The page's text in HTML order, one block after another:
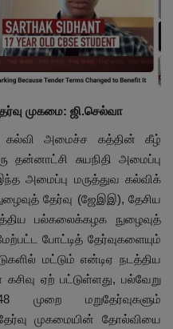
முகமை: ஜி.செல்வா
கல்வி அமைச்ச கத்தின் கீழ்
சுயநிதி அமைப்பு
அமைப்பு மருத்துவ கல்விக்
தேர்வு (ஜேஇஇ), தேசிய
பல்கலைக்கழக நுழைவுத்
போட்டித் தேர்வுகளையும்
மட்டும் என்டிஏ நடத்திய
ஏற் பட்டுள்ளது, பல்வேறு
முறை மறுதேர்வுகளும்
முகமையின் தோல்வியை